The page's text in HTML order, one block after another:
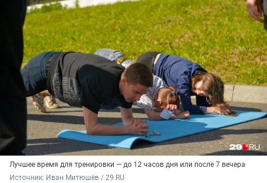
Лучшее время для тренировки — до 12 часов дня или после 7 вечера
Источник: Иван Митюшёв / 29.RU